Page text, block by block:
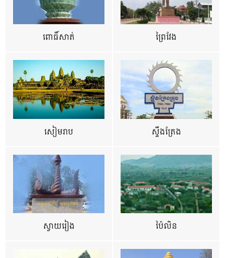
ពោធិ៍សាត់ ព្រៃវែង
សៀមរាប ស្ទឹងត្រែង
ស្វាយរៀង ប៉ៃលិន